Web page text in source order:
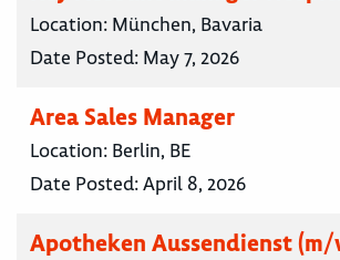
Location: München, Bavaria
Date Posted: May 7, 2026
Area Sales Manager
Location: Berlin, BE
Date Posted:April 8, 2026
Apotheken Aussendienst